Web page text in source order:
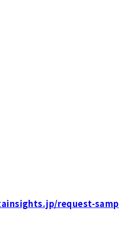
request-samp